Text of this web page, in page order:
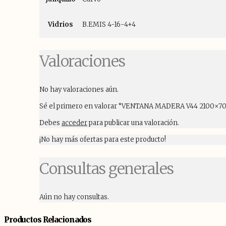
Vidrios B.EMIS 4-16-4+4
Valoraciones
No hay valoraciones aún.
Sé el primero en valorar “VENTANA MADERA V44
Debes accederpara publicar una valoración.
¡No hay más ofertas para este producto!
Consultas generales
Aún no hay consultas.
Productos Relacionados